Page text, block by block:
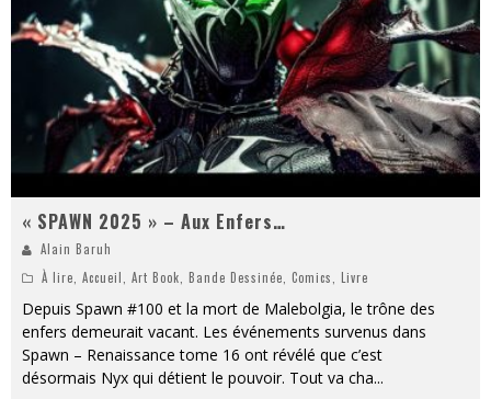
« Dr Wertham / L’homme qui étudia les tueurs en série » - Un Métier à Risque !
Assassin's Creed Black Flag Resynced
« Le Vent dand les Saules » - Une Belle Histoire !
« Damn Them All » - Un duo de Choc !
« SPAWN 2025 » – Aux Enfers…
Alain Baruh
À lire, Accueil, Art Book, Bande Dessinée, Comics, Livre
Depuis Spawn #100 et la mort de Malebolgia, le trône des
enfers demeurait vacant. Les événements survenus dans
Spawn – Renaissance tome 16 ont révélé que c’est
désormais Nyx qui détient le pouvoir. Tout va cha...